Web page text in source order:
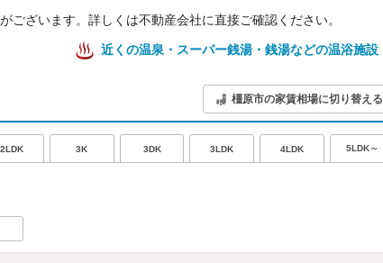
ざいます。詳しくは不動産会社に直接ご確認ください。
近くの温泉・スーパー銭湯・銭湯などの温浴施設
橿原市の家賃相場に切り替える
2LDK 3K 3DK 3LDK 4LDK 5LDK～